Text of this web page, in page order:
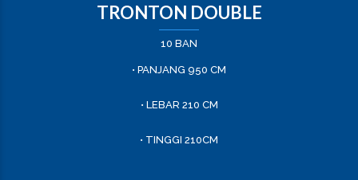
TRONTON DOUBLE
10 BAN
• PANJANG 950 CM
• LEBAR 210 CM
• TINGGI 210CM